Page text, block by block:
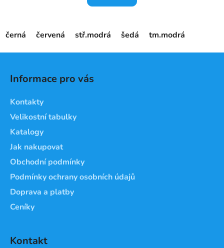
černá červená stř.modrá šedá tm.modrá
Informace pro vás
Kontakty
Velikostní tabulky
Katalogy
Jak nakupovat
Obchodní podmínky
Podmínky ochrany osobních údajů
Doprava a platby
Ceníky
Kontakt